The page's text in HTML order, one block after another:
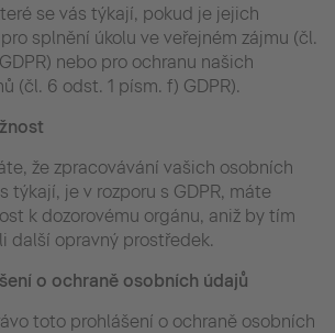
se vás týkají, pokud je jejich
splnění úkolu ve veřejném zájmu (čl.
nebo pro ochranu našich
(čl. 6 odst. 1 písm. f) GDPR).
že zpracovávání vašich osobních
týkají, je v rozporu s GDPR, máte
k dozorovému orgánu, aniž by tím
další opravný prostředek.
o ochraně osobních údajů
toto prohlášení o ochraně osobních